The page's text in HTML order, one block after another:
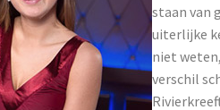
staan van
uiterlijke
niet
verschil